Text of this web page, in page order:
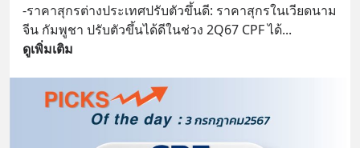
-ราคาสุกรต่างประเทศปรับตัวขึ้นดี: ราคาสุกรในเวียดนาม
จีน กัมพูชา ปรับตัวขึ้นได้ดีในช่วง 2Q67 CPF ได้...
ดูเพิ่มเติม